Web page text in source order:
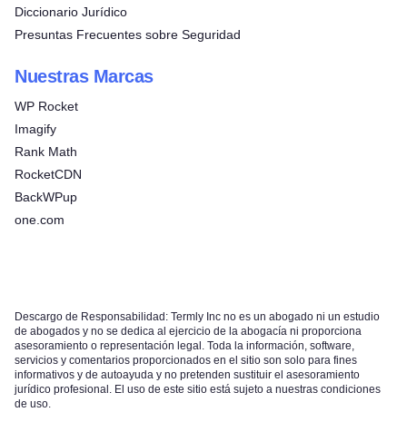
Diccionario Jurídico
Presuntas Frecuentes sobre Seguridad
Nuestras Marcas
WP Rocket
Imagify
Rank Math
RocketCDN
BackWPup
one.com
Descargo de Responsabilidad: Termly Inc no es un abogado ni un estudio
de abogados y no se dedica al ejercicio de la abogacía ni proporciona
asesoramiento o representación legal. Toda la información, software,
servicios y comentarios proporcionados en el sitio son solo para fines
informativos y de autoayuda y no pretenden sustituir el asesoramiento
jurídico profesional. El uso de este sitio está sujeto a nuestras condiciones
de uso.